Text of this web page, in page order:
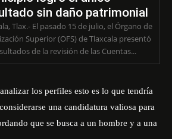
sin daño patrimonial
Tlax.- El pasado 15 de julio, el Órgano de
Superior (OFS) de Tlaxcala presentó
de la revisión de las Cuentas...
los perfiles esto es lo que tendría
una candidatura valiosa para
que se busca a un hombre y a una